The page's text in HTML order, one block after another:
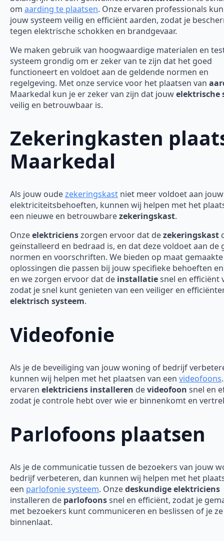
om aarding te plaatsen. Onze ervaren professionals
jouw systeem veilig en efficiënt aarden, zodat je
tegen elektrische schokken en brandgevaar.
We maken gebruik van hoogwaardige materialen en
systeem grondig om er zeker van te zijn dat het goed
functioneert en voldoet aan de geldende normen en
regelgeving. Met onze service voor het plaatsen van
Maarkedal kun je er zeker van zijn dat jouwelektrische
veilig en betrouwbaar is.
Zekeringkasten
Maarkedal
Als jouw oudezekeringskast niet meer voldoet aan jouw
elektriciteitsbehoeften, kunnen wij helpen met het
een nieuwe en betrouwbarezekeringskast.
Onzeelektricienszorgen ervoor dat dezekeringskast
geïnstalleerd en bedraad is, en dat deze voldoet aan de
normen en voorschriften. We bieden op maat gemaakte
oplossingen die passen bij jouw specifieke behoeften
en we zorgen ervoor dat de installatiesnel en efficiënt
zodat je snel kunt genieten van een veiliger en
elektrisch systeem.
Videofonie
Als je de beveiliging van jouw woning of bedrijf
kunnen wij helpen met het plaatsen van een videofoons
ervaren elektriciens installeren devideofoon snel en
zodat je controle hebt over wie er binnenkomt en
Parlofoons plaatsen
Als je de communicatie tussen de bezoekers van jouw
bedrijf verbeteren, dan kunnen wij helpen met het
een parlofonie systeem. Onzedeskundige elektriciens
installeren de parlofoonssnel en efficiënt, zodat je
met bezoekers kunt communiceren en beslissen of je ze
binnenlaat.